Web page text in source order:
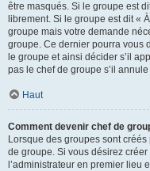
être masqués. Si le groupe est
librement. Si le groupe est dit «
groupe mais votre demande
groupe. Ce dernier pourra vous
le groupe et ainsi décider s’il
pas le chef de groupe s’il
Haut
Comment devenir chef de
Lorsque des groupes sont
de groupe. Si vous désirez
l’administrateur en premier lieu